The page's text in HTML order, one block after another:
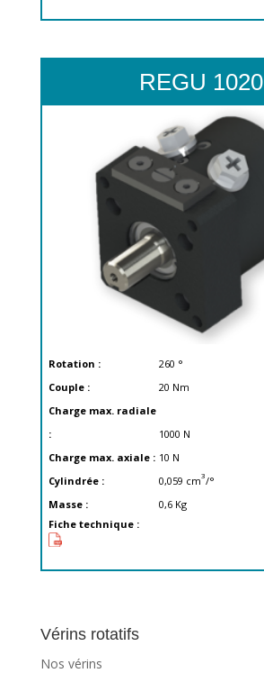
REGU 1020
Rotation : 260 °
Couple :
20 Nm
Charge max. radiale
:
1000 N
Charge max. axiale : 10 N
Cylindrée :
0,059 cm3/°
Masse :
0,6 Kg
Fiche technique :
Vérins rotatifs
Nos vérins